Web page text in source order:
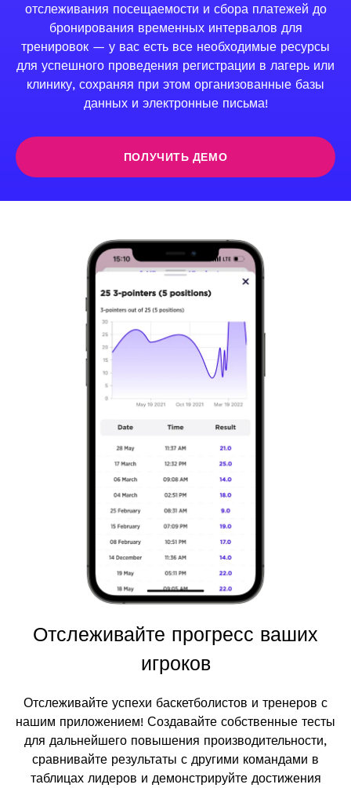
отслеживания посещаемости и сбора платежей до
бронирования временных интервалов для
тренировок — у вас есть все необходимые ресурсы
для успешного проведения регистрации в лагерь или
клинику, сохраняя при этом организованные базы
данных и электронные письма!
ПОЛУЧИТЬ ДЕМО
Отслеживайте прогресс ваших
игроков
Отслеживайте успехи баскетболистов и тренеров с
нашим приложением! Создавайте собственные тесты
для дальнейшего повышения производительности,
сравнивайте результаты с другими командами в
таблицах лидеров и демонстрируйте достижения